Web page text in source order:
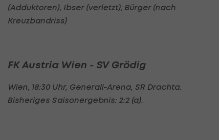
(Adduktoren), Ibser (verletzt), Bürger (nach
Kreuzbandriss)
FK Austria Wien - SV Grödig
Wien, 18:30 Uhr, Generali-Arena, SR Drachta.
Bisheriges Saisonergebnis: 2:2 (a).